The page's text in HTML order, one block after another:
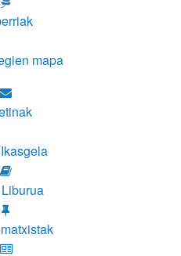
mapa